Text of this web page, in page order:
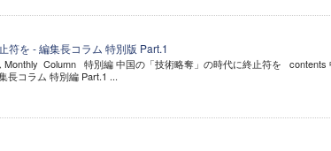
符を - 編集長コラム 特別版 Part.1
Column 特別編 中国の「技術略奪」の時代に終止符を contents
長コラム 特別編 Part.1 ...